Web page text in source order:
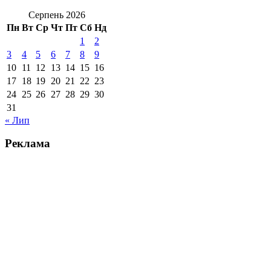
Серпень 2026
Пн Вт Ср Чт Пт Сб Нд
1
2
3
4 5 6 7 8
9
10 11 12 13 14 15 16
17 18 19 20 21 22 23
24 25 26 27 28 29 30
31
« Лип
Реклама